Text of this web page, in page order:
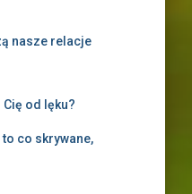
nasze relacje
od lęku?
co skrywane,